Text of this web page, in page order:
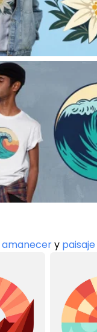
amanecery paisaje